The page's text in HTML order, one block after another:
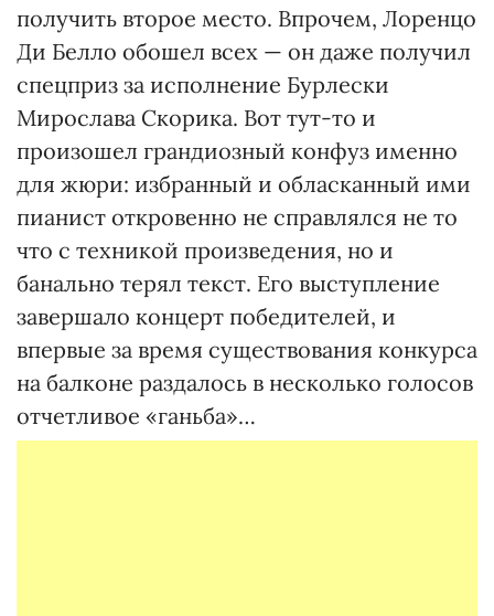
получить второе место. Впрочем, Лоренцо
Ди Белло обошел всех — он даже получил
спецприз за исполнение Бурлески
Мирослава Скорика. Вот тут-то и
произошел грандиозный конфуз именно
для жюри: избранный и обласканный ими
пианист откровенно не справлялся не то
что с техникой произведения, но и
банально терял текст. Его выступление
завершало концерт победителей, и
впервые за время существования конкурса
на балконе раздалось в несколько голосов
отчетливое «ганьба»…